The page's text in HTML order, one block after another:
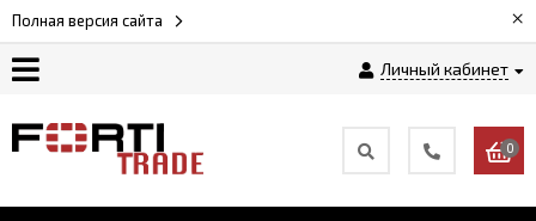
Полная версия сайта ×
Личный кабинет
0